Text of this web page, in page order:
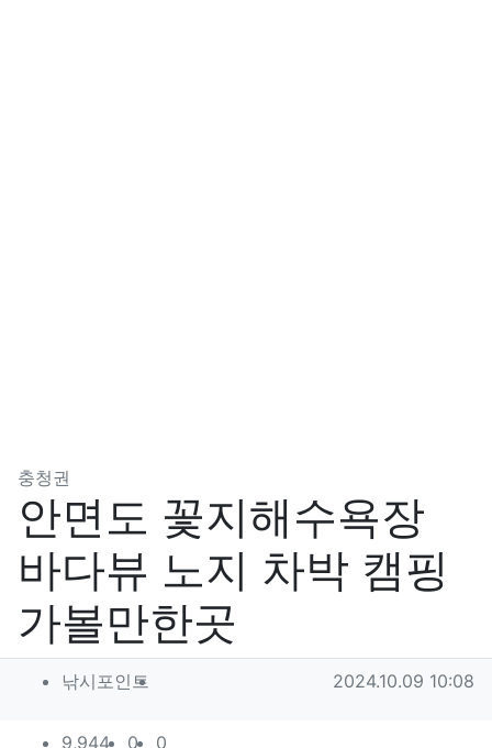
충청권
안면도 꽃지해수욕장
바다뷰 노지 차박 캠핑
가볼만한곳
작성자 정보
낚시포인트 작성일
2024.10.09 10:08
9,944조회
0추천
0